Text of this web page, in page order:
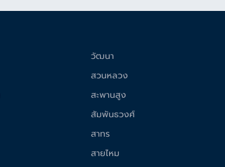
วัฒนา
สวนหลวง
สะพานสูง
สัมพันธวงศ์
สาทร
สายไหม